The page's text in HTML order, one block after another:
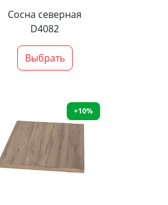
Сосна северная
D4082
Выбрать
+10%